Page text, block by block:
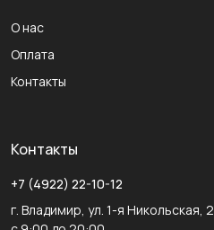
О нас
Оплата
Контакты
Контакты
+7 (4922) 22-10-12
г. Владимир, ул. 1-я Никольская, 2